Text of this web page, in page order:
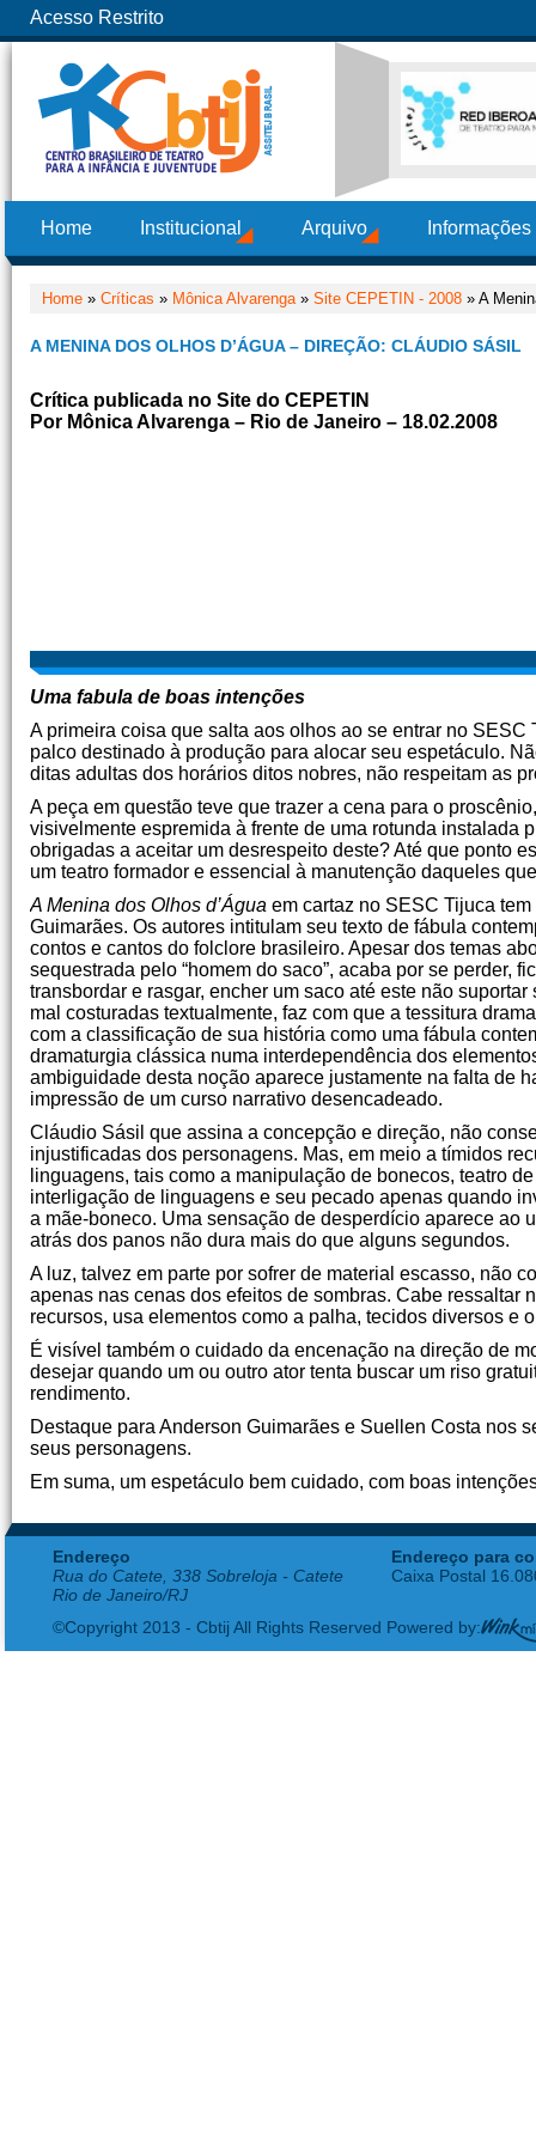
Acesso Restrito
Home Institucional Arquivo
Home » Críticas » Mônica Alvarenga» Site CEPETIN - 2008 » A
A MENINA DOS OLHOS D’ÁGUA – DIREÇÃO: CLÁUDIO SÁSIL
Crítica publicada no Site do CEPETIN
Por Mônica Alvarenga – Rio de Janeiro – 18.02.2008
Uma fabula de boas intenções
A primeira coisa que salta aos olhos ao se entrar no
palco destinado à produção para alocar seu espetáculo.
ditas adultas dos horários ditos nobres, não respeitam as
A peça em questão teve que trazer a cena para o
visivelmente espremida à frente de uma rotunda instalada
obrigadas a aceitar um desrespeito deste? Até que ponto
um teatro formador e essencial à manutenção daqueles
A Menina dos Olhos d’Água em cartaz no SESC Tijuca
Guimarães. Os autores intitulam seu texto de fábula
contos e cantos do folclore brasileiro. Apesar dos temas
sequestrada pelo “homem do saco”, acaba por se perder,
transbordar e rasgar, encher um saco até este não
mal costuradas textualmente, faz com que a tessitura
com a classificação de sua história como uma fábula
dramaturgia clássica numa interdependência dos
ambiguidade desta noção aparece justamente na falta de
impressão de um curso narrativo desencadeado.
Cláudio Sásil que assina a concepção e direção, não
injustificadas dos personagens. Mas, em meio a tímidos
linguagens, tais como a manipulação de bonecos, teatro
interligação de linguagens e seu pecado apenas quando
a mãe-boneco. Uma sensação de desperdício aparece ao
atrás dos panos não dura mais do que alguns segundos.
A luz, talvez em parte por sofrer de material escasso, não
apenas nas cenas dos efeitos de sombras. Cabe ressaltar
recursos, usa elementos como a palha, tecidos diversos e
É visível também o cuidado da encenação na direção de
desejar quando um ou outro ator tenta buscar um riso
rendimento.
Destaque para Anderson Guimarães e Suellen Costa nos
seus personagens.
Em suma, um espetáculo bem cuidado, com boas
Endereço
Rua do Catete, 338 Sobreloja - Catete
Rio de Janeiro/RJ
Endereço para
Caixa Postal
©Copyright 2013 - Cbtij All Rights Reserved Powered by: